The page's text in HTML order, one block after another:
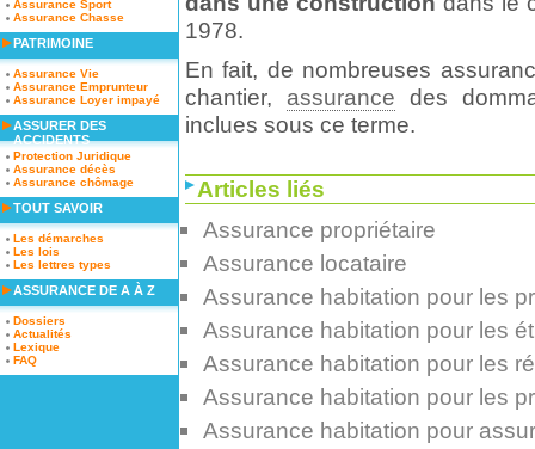
1978.
En fait, de nombreuses
chantier, assurance des
inclues sous ce terme.
Articles liés
Assurance propriétaire
Assurance locataire
Assurance habitation pour les
Assurance habitation pour les
Assurance habitation pour les
Assurance habitation pour les
Assurance habitation pour
Assurance Sport
Assurance Chasse
PATRIMOINE
Assurance Vie
Assurance Emprunteur
Assurance Loyer impayé
ASSURER DES
ACCIDENTS
Protection Juridique
Assurance décès
Assurance chômage
TOUT SAVOIR
Les démarches
Les lois
Les lettres types
ASSURANCE DE A À Z
Dossiers
Actualités
Lexique
FAQ